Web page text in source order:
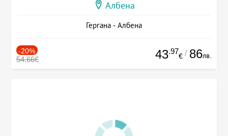
Албена
Гергана - Албена
-20%
54.66€ 43.97
€ / 86лв.